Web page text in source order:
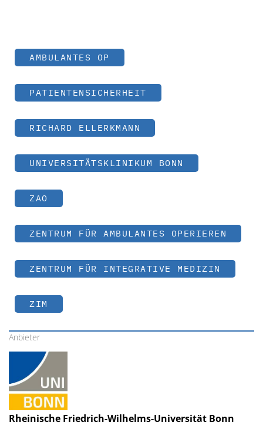
AMBULANTES OP
PATIENTENSICHERHEIT
RICHARD ELLERKMANN
UNIVERSITÄTSKLINIKUM BONN
ZAO
ZENTRUM FÜR AMBULANTES OPERIEREN
ZENTRUM FÜR INTEGRATIVE MEDIZIN
ZIM
Anbieter
Rheinische Friedrich-Wilhelms-Universität Bonn